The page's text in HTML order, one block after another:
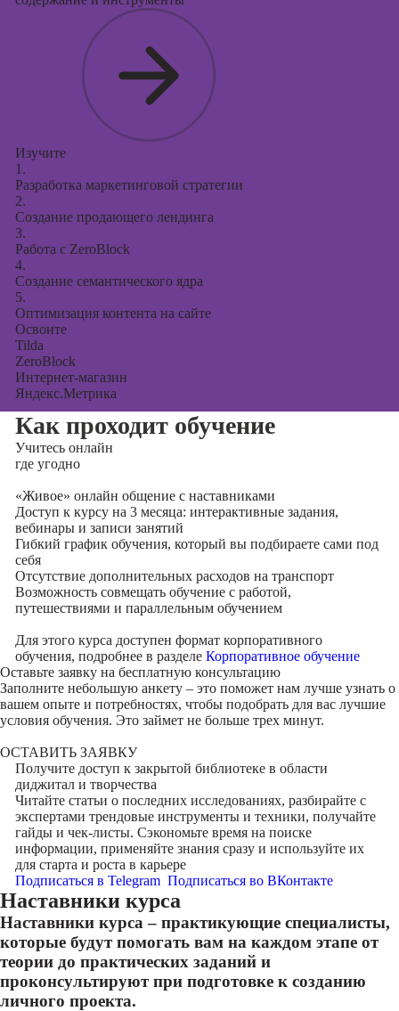
Изучите
1.
Разработка маркетинговой стратегии
2.
Создание продающего лендинга
3.
Работа с ZeroBlock
4.
Создание семантического ядра
5.
Оптимизация контента на сайте
Освоите
Tilda
ZeroBlock
Интернет-магазин
Яндекс.Метрика
Как проходит обучение
Учитесь онлайн
где угодно
«Живое» онлайн общение с наставниками
Доступ к курсу на 3 месяца: интерактивные задания,
вебинары и записи занятий
Гибкий график обучения, который вы подбираете сами под
себя
Отсутствие дополнительных расходов на транспорт
Возможность совмещать обучение с работой,
путешествиями и параллельным обучением
Для этого курса доступен формат корпоративного
обучения, подробнее в разделе Корпоративное обучение
Оставьте заявку на бесплатную консультацию
Заполните небольшую анкету – это поможет нам лучше узнать о
вашем опыте и потребностях, чтобы подобрать для вас лучшие
условия обучения. Это займет не больше трех минут.
ОСТАВИТЬ ЗАЯВКУ
Получите доступ к закрытой библиотекев области
диджитал и творчества
Читайте статьи о последних исследованиях, разбирайте с
экспертами трендовые инструменты и техники, получайте
гайды и чек-листы. Сэкономьте время на поиске
информации, применяйте знания сразу и используйте их
для старта и роста в карьере
Подписаться в Telegram Подписаться во ВКонтакте
Наставники курса
Наставники курса – практикующие специалисты,
которые будут помогать вам на каждом этапе от
теории до практических заданий и
проконсультируют при подготовке к созданию
личного проекта.